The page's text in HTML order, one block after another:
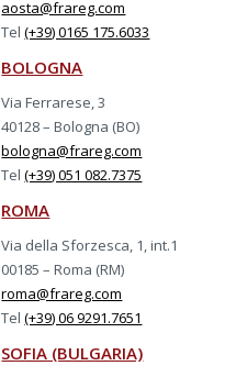
aosta@frareg.com
Tel(+39) 0165 175.6033
BOLOGNA
Via Ferrarese, 3
40128 – Bologna (BO)
bologna@frareg.com
Tel(+39) 051 082.7375
ROMA
Via della Sforzesca, 1, int.1
00185 – Roma (RM)
roma@frareg.com
Tel(+39) 06 9291.7651
SOFIA (BULGARIA)